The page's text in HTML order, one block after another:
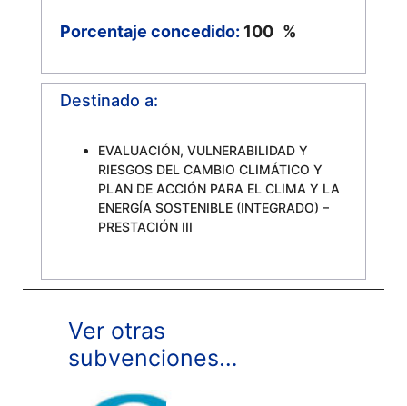
Porcentaje concedido: 100 %
Destinado a:
EVALUACIÓN, VULNERABILIDAD Y
RIESGOS DEL CAMBIO CLIMÁTICO Y
PLAN DE ACCIÓN PARA EL CLIMA Y LA
ENERGÍA SOSTENIBLE (INTEGRADO) –
PRESTACIÓN III
Ver otras
subvenciones…